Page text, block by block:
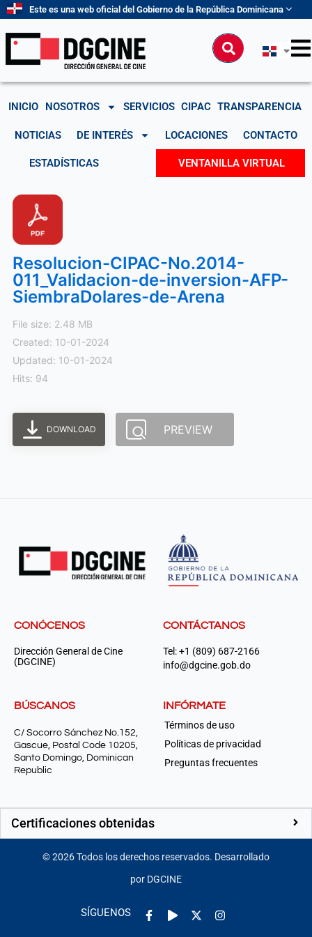
contenido
Este es una web oficial del Gobierno de la República Dominicana
Buscar
INICIO NOSOTROS SERVICIOS CIPAC TRANSPARENCIA
NOTICIAS DE INTERÉS LOCACIONES CONTACTO
ESTADÍSTICAS VENTANILLA VIRTUAL
Resolucion-CIPAC-No.2014-
011_Validacion-de-inversion-AFP-
SiembraDolares-de-Arena
File size: 2.48 MB
Created: 10-01-2024
Updated: 10-01-2024
Hits: 94
DOWNLOAD PREVIEW
CONÓCENOS
Dirección General de Cine
(DGCINE)
CONTÁCTANOS
Tel: +1 (809) 687-2166
info@dgcine.gob.do
BÚSCANOS
C/ Socorro Sánchez No.152,
Gascue, Postal Code 10205,
Santo Domingo, Dominican
Republic
INFÓRMATE
Términos de uso
Políticas de privacidad
Preguntas frecuentes
Certificaciones obtenidas
©2026Todos los derechos reservados. Desarrollado
por DGCINE
SÍGUENOS
Facebook-
f
Play Instagram